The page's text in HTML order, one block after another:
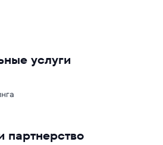
услуги
партнерство